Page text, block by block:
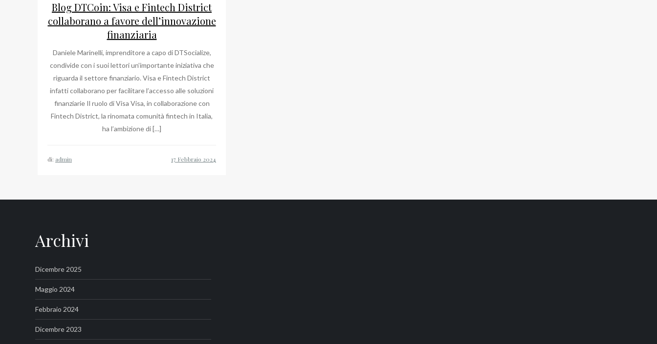
Blog DTCoin: Visa e Fintech District
collaborano a favore dell’innovazione
finanziaria
Daniele Marinelli, imprenditore a capo di DTSocialize,
condivide con i suoi lettori un’importante iniziativa che
riguarda il settore finanziario. Visa e Fintech District
infatti collaborano per facilitare l’accesso alle soluzioni
finanziarie Il ruolo di Visa Visa, in collaborazione con
Fintech District, la rinomata comunità fintech in Italia,
ha l’ambizione di […]
di: admin
Archivi
Dicembre 2025
Maggio 2024
Febbraio 2024
Dicembre 2023